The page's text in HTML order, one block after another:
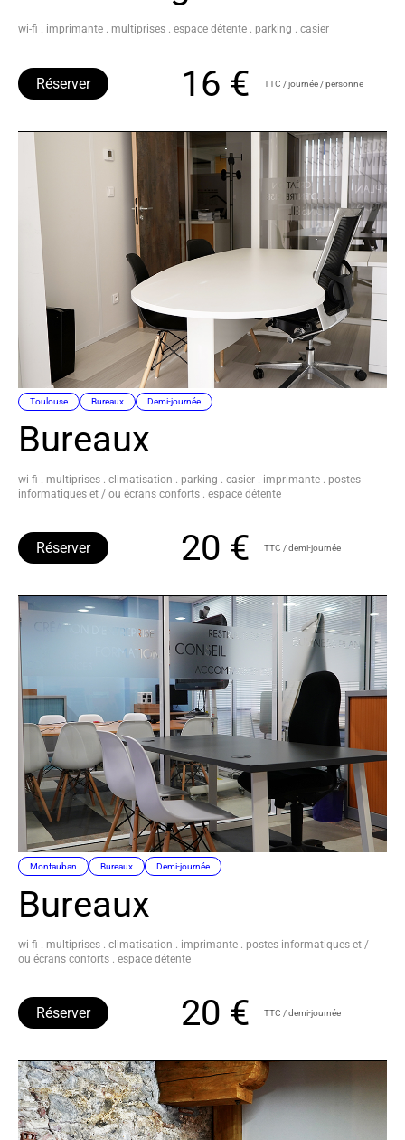
wi-fi . imprimante . multiprises . espace détente . parking . casier
16 € TTC / journée / personne
Réserver
Toulouse Bureaux Demi-journée
Bureaux
wi-fi . multiprises . climatisation . parking . casier . imprimante . postes
informatiques et / ou écrans conforts . espace détente
20 € TTC / demi-journée
Réserver
Montauban Bureaux Demi-journée
Bureaux
wi-fi . multiprises . climatisation . imprimante . postes informatiques et /
ou écrans conforts . espace détente
20 € TTC / demi-journée
Réserver